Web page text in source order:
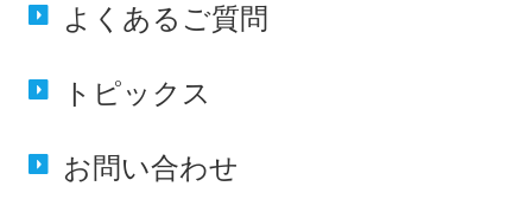
よくある ご質問
トピックス
お問い合わせ